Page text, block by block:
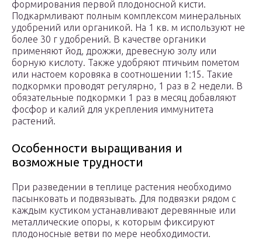
формирования первой плодоносной кисти.
Подкармливают полным комплексом минеральных
удобрений или органикой. На 1 кв. м используют не
более 30 г удобрений. В качестве органики
применяют йод, дрожжи, древесную золу или
борную кислоту. Также удобряют птичьим пометом
или настоем коровяка в соотношении 1:15. Такие
подкормки проводят регулярно, 1 раз в 2 недели. В
обязательные подкормки 1 раз в месяц добавляют
фосфор и калий для укрепления иммунитета
растений.
Особенности выращивания и
возможные трудности
При разведении в теплице растения необходимо
пасынковать и подвязывать. Для подвязки рядом с
каждым кустиком устанавливают деревянные или
металлические опоры, к которым фиксируют
плодоносные ветви по мере необходимости.